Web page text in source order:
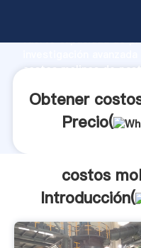
fuerte capacidad de
costos molinos de
Obtener
Precio(
costos
Introducción(